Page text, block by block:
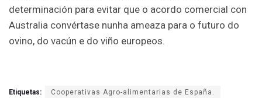
determinación para evitar que o acordo comercial con
Australia convértase nunha ameaza para o futuro do
ovino, do vacún e do viño europeos.
Etiquetas: Cooperativas Agro-alimentarias de España.